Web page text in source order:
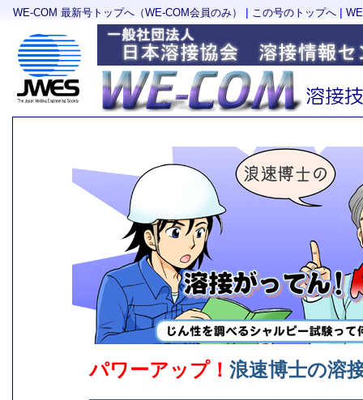
WE-COM 最新号トップへ（WE-COM会員のみ） | この号のトップへ |
パワーアップ！ 浪速博士の溶